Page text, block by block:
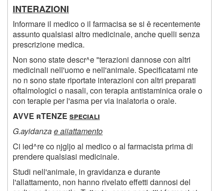
INTERAZIONI
Informare il medico o il farmacisa se si ě recentemente
assunto qualsiasi altro medicinale, anche quelli senza
prescrizione medica.
Non sono state descr^e "terazioni dannose con altri
medicinali nell'uomo e nell'animale. Specificatami nte
no n sono state riportate interazioni con altri preparati
oftalmologici o nasali, con terapia antistaminica orale o
con terapie per l'asma per via inalatoria o orale.
AVVE rTENZE speciali
G.ayidanzae aiiattamento
Ci ied^re co njgljo al medico o al farmacista prima di
prendere qualsiasi medicinale.
Studi nell'animale, in gravidanza e durante
l'allattamento, non hanno rivelato effetti dannosi del